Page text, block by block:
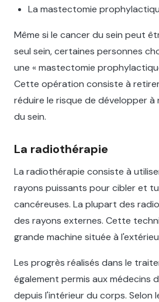
La mastectomie
Même si le cancer du sein peut
seul sein, certaines personnes
une « mastectomie
Cette opération consiste à
réduire le risque de développer à
du sein.
La radiothérapie
La radiothérapie consiste à
rayons puissants pour cibler et
cancéreuses. La plupart des
des rayons externes. Cette
grande machine située à
Les progrès réalisés dans le
également permis aux médecins
depuis l'intérieur du corps. Selon